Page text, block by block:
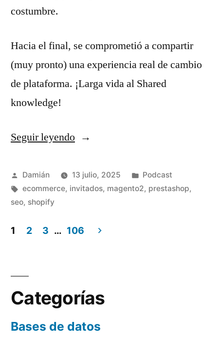
costumbre.
Hacia el final, se comprometió a compartir
(muy pronto) una experiencia real de cambio
de plataforma. ¡Larga vida al Shared
knowledge!
Seguir leyendo«S03E10
Weekly
meeting
Semana
Publicado
por
Damián 13 julio, 2025
Publicado
en
Podcast
Etiquetas:
ecommerce, invitados, magento2, prestashop,
seo, shopify
de
entradas
1 2 3 … 106
Categorías
Bases de datos